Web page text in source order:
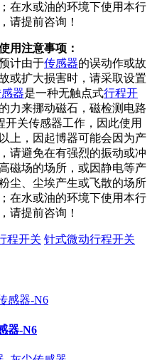
在水或油的环境下使用本行
请提前咨询！
用注意事项：
计由于传感器的误动作或故
或扩大损害时，请采取设置
器是一种无触点式行程开
力来挪动磁石，磁检测电路
开关传感器工作，因此使用
上，因起博器可能会因为产
请避免在有强烈的振动或冲
磁场的场所，或因静电等产
尘、尘埃产生或飞散的场所
在水或油的环境下使用本行
请提前咨询！
程开关 针式微动行程开关
器-N6